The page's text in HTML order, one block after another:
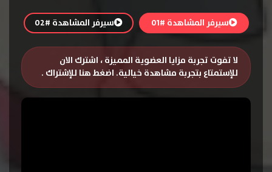
سيرفر المشاهدة #01 سيرفر المشاهدة #02
لا تفوت تجربة مزايا العضوية المميزة ، اشترك الان
للإستمتاع بتجربة مشاهدة خيالية. اضغط هنا للإشتراك .